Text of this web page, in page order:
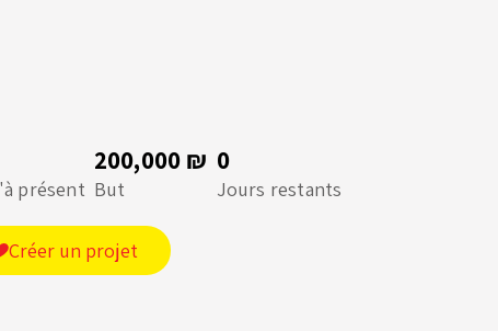
présent
200,000 ₪
But
0
Jours restants
Créer un projet